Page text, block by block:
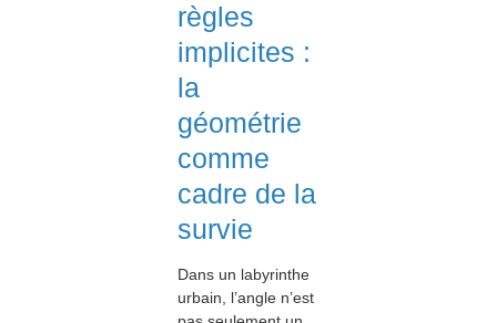
règles
implicites :
la
géométrie
comme
cadre de la
survie
Dans un labyrinthe
urbain, l’angle n’est